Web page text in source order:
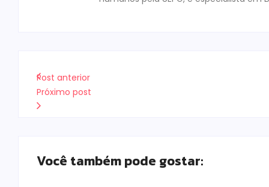
Post anterior
Próximo post
Você também pode gostar: